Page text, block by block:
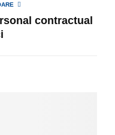
contractual